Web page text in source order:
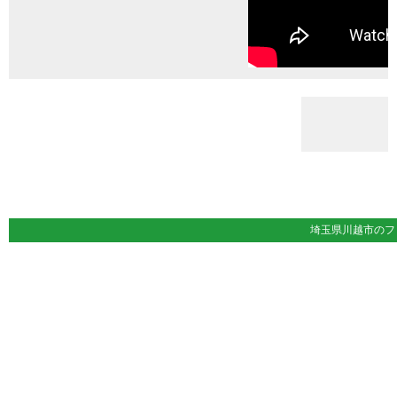
埼玉県川越市の